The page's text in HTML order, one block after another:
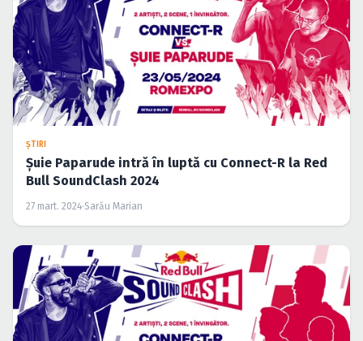
ŞTIRI
Șuie Paparude intră în luptă cu Connect-R la Red
Bull SoundClash 2024
27 mart. 2024·Sarău Marian